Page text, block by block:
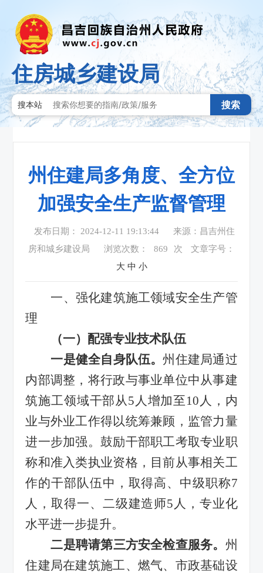
住房城乡建设局
搜本站 搜索
州住建局多角度、全方位
加强安全生产监督管理
发布日期： 2024-12-11 19:13:44
来源：昌吉州住
房和城乡建设局
浏览次数： 869 次
文章字号：
大 中 小
一、强化建筑施工领域安全生产管
理
（一）配强专业技术队伍
一是健全自身队伍。州住建局通过
内部调整， 将行政与事业单位中从事建
筑施工领域干部从5 人增加至10 人，内
业与外业工作得以统筹兼顾，监管力量
进一步加强。鼓励干部职工考取专业职
称和准入类执业资格，目前从事相关工
作的干部队伍中，取得高、中级职称7
人，取得一、二级建造师5 人，专业化
水平进一步提升。
二是聘请第三方安全检查服务。 州
住建局在建筑施工、燃气、市政基础设